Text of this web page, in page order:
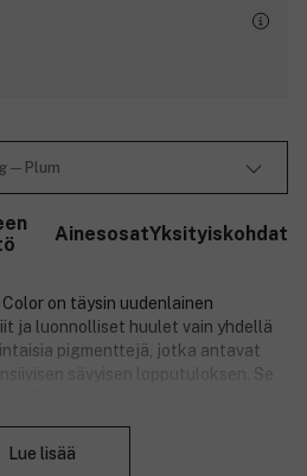
─ Plum
AinesosatYksityiskohdat
on täysin uudenlainen
ja luonnolliset huulet vain yhdellä
pigmenttejä, jotka antavat
sävyisen lopputuloksen. Se
ja silkkisen pehmeän
-huulipuna antaa täydellisen
Lue lisää